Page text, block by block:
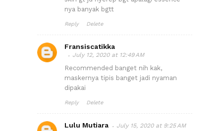
nya banyak bgtt
Reply Delete
Fransiscatikka
July 12, 2020 at 12:49 AM
Recommended banget nih kak,
maskernya tipis banget jadi nyaman
dipakai
Reply Delete
Lulu Mutiara July 15, 2020 at 9:25 AM